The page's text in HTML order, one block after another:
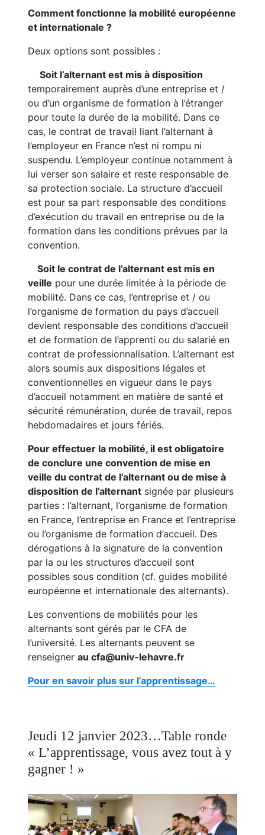
Comment fonctionne la mobilité européenne
et internationale ?
Deux options sont possibles :
Soit l’alternant est mis à disposition
temporairement auprès d’une entreprise et /
ou d’un organisme de formation à l’étranger
pour toute la durée de la mobilité. Dans ce
cas, le contrat de travail liant l’alternant à
l’employeur en France n’est ni rompu ni
suspendu. L’employeur continue notamment à
lui verser son salaire et reste responsable de
sa protection sociale. La structure d’accueil
est pour sa part responsable des conditions
d’exécution du travail en entreprise ou de la
formation dans les conditions prévues par la
convention.
Soit le contrat de l’alternant est mis en
veille pour une durée limitée à la période de
mobilité. Dans ce cas, l’entreprise et / ou
l’organisme de formation du pays d’accueil
devient responsable des conditions d’accueil
et de formation de l’apprenti ou du salarié en
contrat de professionnalisation. L’alternant est
alors soumis aux dispositions légales et
conventionnelles en vigueur dans le pays
d’accueil notamment en matière de santé et
sécurité rémunération, durée de travail, repos
hebdomadaires et jours fériés.
Pour effectuer la mobilité, il est obligatoire
de conclure une convention de mise en
veille du contrat de l’alternant ou de mise à
disposition de l’alternant signée par plusieurs
parties : l’alternant, l’organisme de formation
en France, l’entreprise en France et l’entreprise
ou l’organisme de formation d’accueil. Des
dérogations à la signature de la convention
par la ou les structures d’accueil sont
possibles sous condition (cf. guides mobilité
européenne et internationale des alternants).
Les conventions de mobilités pour les
alternants sont gérés par le CFA de
l’université. Les alternants peuvent se
renseignerau cfa@univ-lehavre.fr
Pour en savoir plus sur l’apprentissage…
Jeudi 12 janvier 2023…Table ronde
« L’apprentissage, vous avez tout à y
gagner ! »